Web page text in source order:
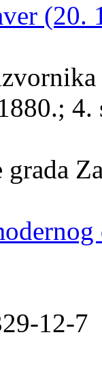
(20.
12-7